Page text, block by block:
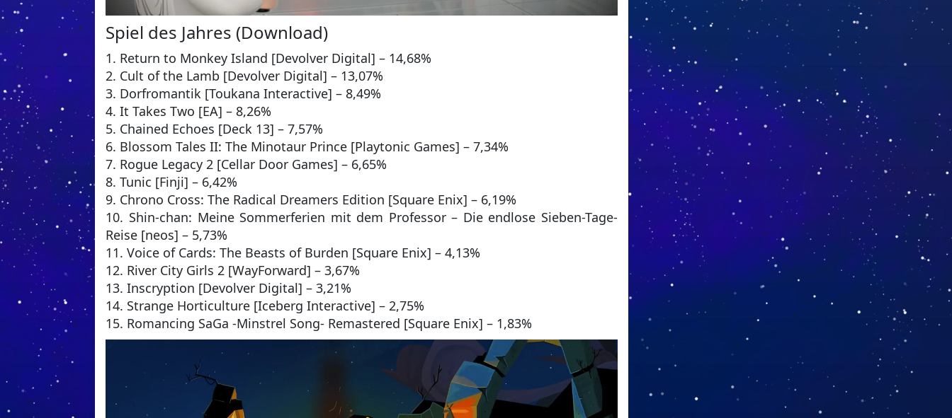
Spiel des Jahres (Download)
1. Return to Monkey Island [Devolver Digital] – 14,68%
2. Cult of the Lamb [Devolver Digital] – 13,07%
3. Dorfromantik [Toukana Interactive] – 8,49%
4. It Takes Two [EA] – 8,26%
5. Chained Echoes [Deck 13] – 7,57%
6. Blossom Tales II: The Minotaur Prince [Playtonic Games] – 7,34%
7. Rogue Legacy 2 [Cellar Door Games] – 6,65%
8. Tunic [Finji] – 6,42%
9. Chrono Cross: The Radical Dreamers Edition [Square Enix] – 6,19%
10. Shin-chan: Meine Sommerferien mit dem Professor – Die endlose Sieben-Tage-
Reise [neos] – 5,73%
11. Voice of Cards: The Beasts of Burden [Square Enix] – 4,13%
12. River City Girls 2 [WayForward] – 3,67%
13. Inscryption [Devolver Digital] – 3,21%
14. Strange Horticulture [Iceberg Interactive] – 2,75%
15. Romancing SaGa -Minstrel Song- Remastered [Square Enix] – 1,83%